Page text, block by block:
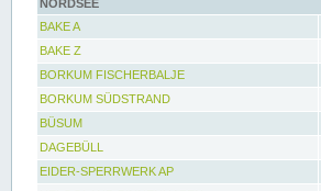
NORDSEE
BAKE A
BAKE Z
BORKUM FISCHERBALJE
BORKUM SÜDSTRAND
BÜSUM
DAGEBÜLL
EIDER-SPERRWERK AP